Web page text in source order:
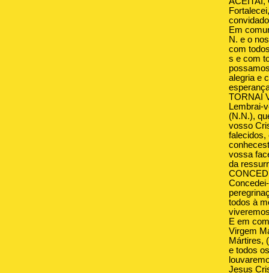
Em
N. e o
com
s e com
alegria e
TORNAI
Lembrai-
(N.N.),
vosso
falecidos,
vossa
da
todos à
E em
Virgem
Mártires,
e todos
Jesus